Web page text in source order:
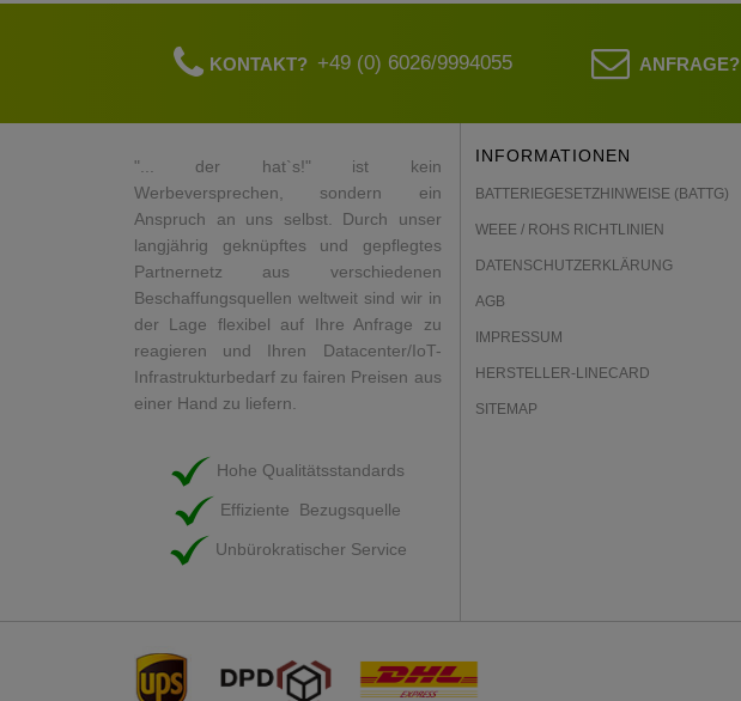
KONTAKT? +49 (0) 6026/9994055 ANFRAGE?
"... der hat`s!" ist kein
Werbeversprechen, sondern ein
Anspruch an uns selbst. Durch unser
langjährig geknüpftes und gepflegtes
Partnernetz aus verschiedenen
Beschaffungsquellen weltweit sind wir in
der Lage flexibel auf Ihre Anfrage zu
reagieren und Ihren Datacenter/IoT-
Infrastrukturbedarf zu fairen Preisen aus
einer Hand zu liefern.
Hohe Qualitätsstandards
Effiziente Bezugsquelle
Unbürokratischer Service
INFORMATIONEN
BATTERIEGESETZHINWEISE (BATTG)
WEEE / ROHS RICHTLINIEN
DATENSCHUTZERKLÄRUNG
AGB
IMPRESSUM
HERSTELLER-LINECARD
SITEMAP